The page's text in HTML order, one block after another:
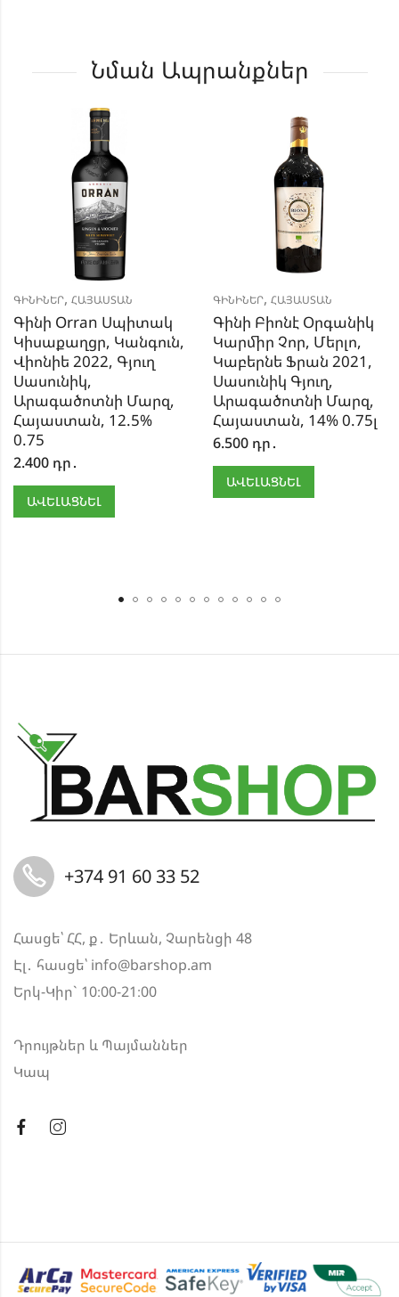
Նման Ապրանքներ
ԳԻՆԻՆԵՐ, ՀԱՅԱՍՏԱՆ
Գինի Orran Սպիտակ
Կիսաքաղցր, Կանգուն,
Վիոնիե 2022, Գյուղ
Սասունիկ,
Արագածոտնի Մարզ,
Հայաստան, 12.5%
0.75
2.400 դր․
ԱՎԵԼԱՑՆԵԼ
ԳԻՆԻՆԵՐ, ՀԱՅԱՍՏԱՆ
Գինի Բիոնէ Օրգանիկ
Կարմիր Չոր, Մերլո,
Կաբերնե Ֆրան 2021,
Սասունիկ Գյուղ,
Արագածոտնի Մարզ,
Հայաստան, 14% 0.75լ
6.500 դր․
ԱՎԵԼԱՑՆԵԼ
+374 91 60 33 52
Հասցե՝ ՀՀ, ք․ Երևան, Չարենցի 48
Էլ․ հասցե՝ info@barshop.am
Երկ-Կիր` 10։00-21։00
Դրույթներ և Պայմաններ
Կապ